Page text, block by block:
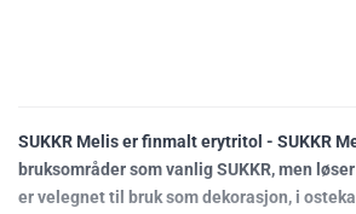
SUKKR Melis er finmalt erytritol - SUKKR
bruksområder som vanlig SUKKR, men
er velegnet til bruk som dekorasjon, i